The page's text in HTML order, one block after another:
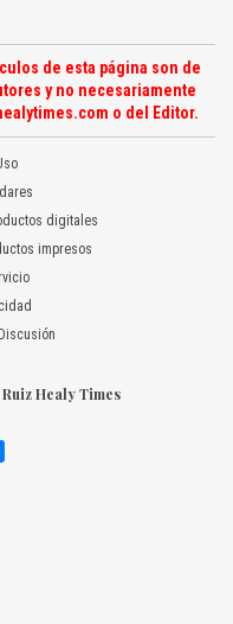
de esta página son de
y no necesariamente
o del Editor.
digitales
impresos
Healy Times